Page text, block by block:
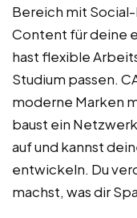
Bereich mit
Content für deine
hast flexible
Studium passen.
moderne Marken
baust ein
auf und kannst
entwickeln. Du
machst, was dir